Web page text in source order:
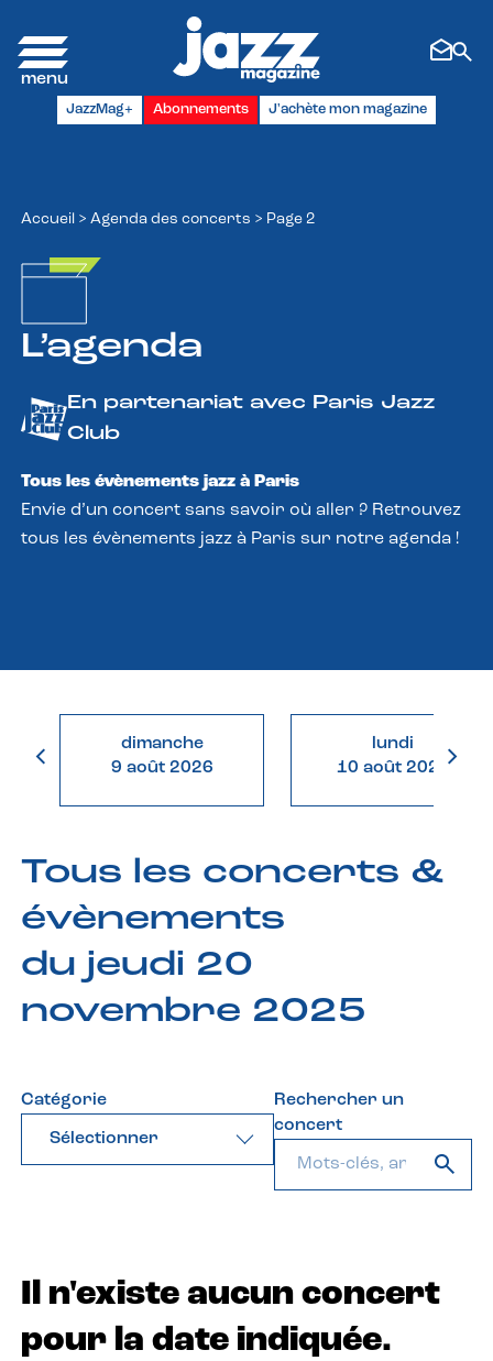
JazzMag+ Abonnements J'achète mon magazine
Accueil > Agenda des concerts > Page 2
L’agenda
En partenariat avec Paris Jazz
Club
Tous les évènements jazz à Paris
Envie d’un concert sans savoir où aller ? Retrouvez
tous les évènements jazz à Paris sur notre agenda !
dimanche
9 août 2026
lundi
10 août 2026
Tous les concerts &
évènements
du jeudi 20
novembre 2025
Catégorie
Sélectionner
Rechercher un
concert
Il n'existe aucun concert
pour la date indiquée.